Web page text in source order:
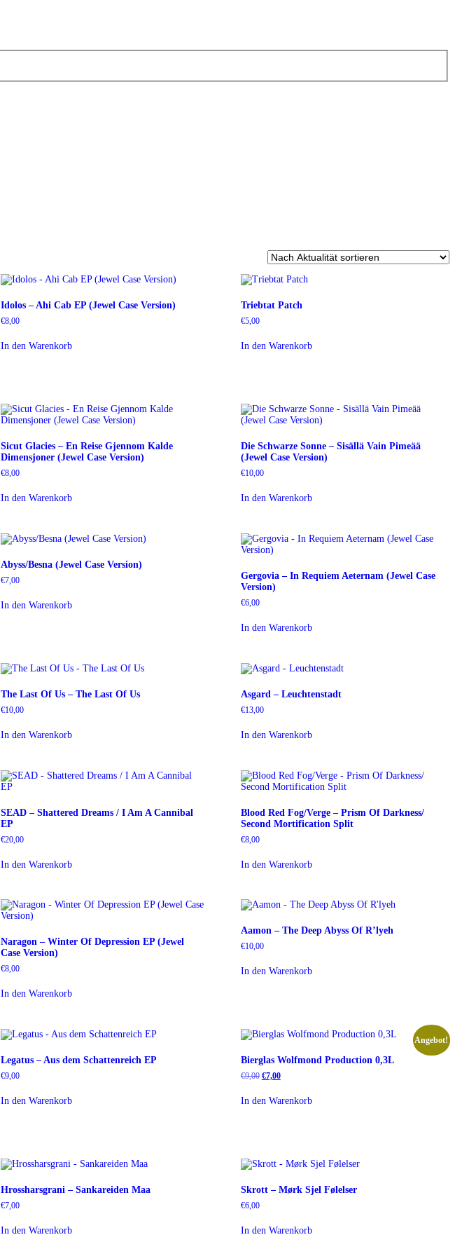
Idolos – Ahi Cab EP (Jewel Case Version)
€8,00
In den Warenkorb
Triebtat Patch
€5,00
In den Warenkorb
Sicut Glacies – En Reise Gjennom Kalde
Dimensjoner (Jewel Case Version)
€8,00
In den Warenkorb
Die Schwarze Sonne – Sisällä Vain Pimeää
(Jewel Case Version)
€10,00
In den Warenkorb
Abyss/Besna (Jewel Case Version)
€7,00
In den Warenkorb
Gergovia – In Requiem Aeternam (Jewel Case
Version)
€6,00
In den Warenkorb
The Last Of Us – The Last Of Us
€10,00
In den Warenkorb
Asgard – Leuchtenstadt
€13,00
In den Warenkorb
SEAD – Shattered Dreams / I Am A Cannibal
EP
€20,00
In den Warenkorb
Blood Red Fog​/​Verge – Prism Of Darkness​/​
Second Mortification Split
€8,00
In den Warenkorb
Naragon – Winter Of Depression EP (Jewel
Case Version)
€8,00
In den Warenkorb
Aamon – The Deep Abyss Of R’lyeh
€10,00
In den Warenkorb
Legatus – Aus dem Schattenreich EP
€9,00
In den Warenkorb
Angebot!
Bierglas Wolfmond Production 0,3L
€9,00 Ursprünglicher
war:
€9,00
€7,00Aktueller
€7,00.
In den Warenkorb
Hrossharsgrani – Sankareiden Maa
€7,00
In den Warenkorb
Skrott – Mørk Sjel Følelser
€6,00
In den Warenkorb